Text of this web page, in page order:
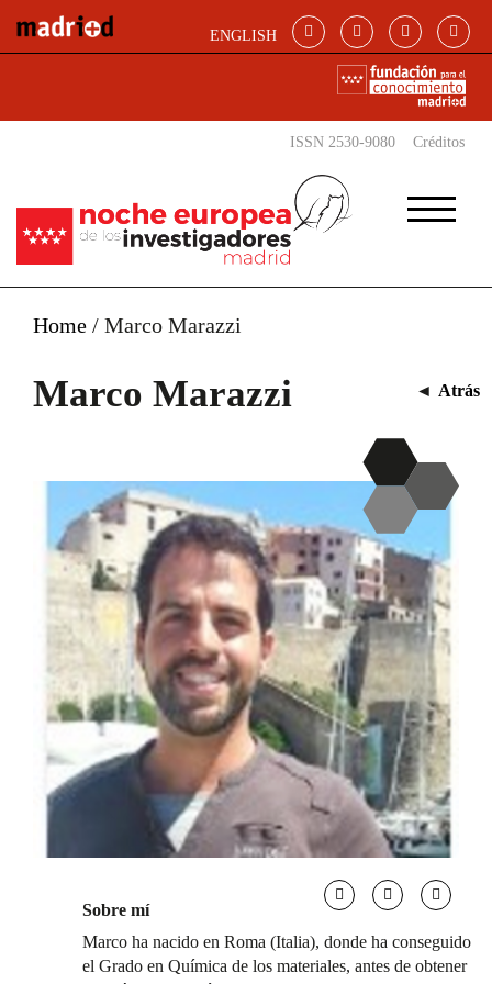
ENGLISH
ISSN 2530-9080 Créditos
Home / Marco Marazzi
Marco Marazzi ◄ Atrás
Sobre mí
Marco ha nacido en Roma (Italia), donde ha conseguido
el Grado en Química de los materiales, antes de obtener